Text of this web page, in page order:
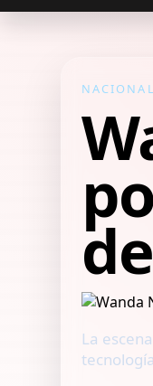
La